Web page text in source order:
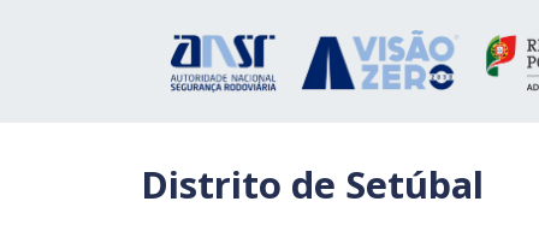
Distrito de Setúbal